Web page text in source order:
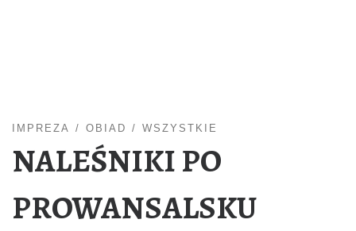
IMPREZA OBIAD WSZYSTKIE
NALEŚNIKI PO
PROWANSALSKU